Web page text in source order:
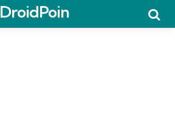
DroidPoin